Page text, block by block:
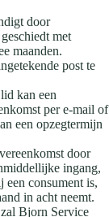
door
met
maanden.
post te
kan een
per e-mail of
een opzegtermijn
door
ingang,
een consument is,
in acht neemt.
Bjorn Service